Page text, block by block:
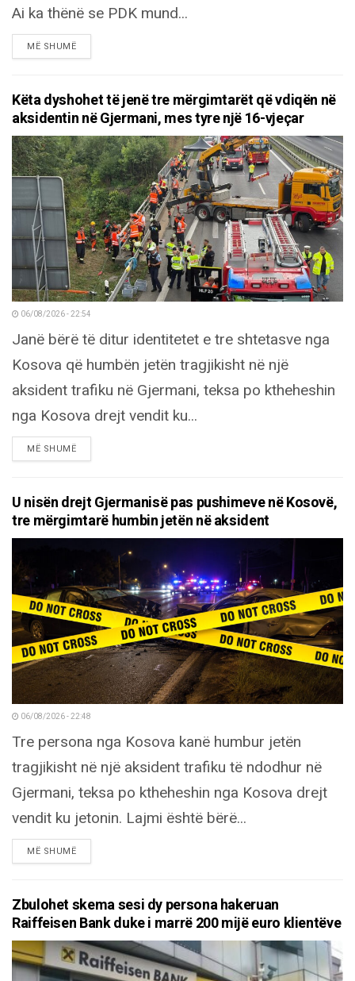
Ai ka thënë se PDK mund...
MË SHUMËDETAILS
Këta dyshohet të jenë tre mërgimtarët që vdiqën në
aksidentin në Gjermani, mes tyre një 16-vjeçar
06/08/2026 - 22:54
Janë bërë të ditur identitetet e tre shtetasve nga
Kosova që humbën jetën tragjikisht në një
aksident trafiku në Gjermani, teksa po ktheheshin
nga Kosova drejt vendit ku...
MË SHUMËDETAILS
U nisën drejt Gjermanisë pas pushimeve në Kosovë,
tre mërgimtarë humbin jetën në aksident
06/08/2026 - 22:48
Tre persona nga Kosova kanë humbur jetën
tragjikisht në një aksident trafiku të ndodhur në
Gjermani, teksa po ktheheshin nga Kosova drejt
vendit ku jetonin. Lajmi është bërë...
MË SHUMËDETAILS
Zbulohet skema sesi dy persona hakeruan
Raiffeisen Bank duke i marrë 200 mijë euro klientëve